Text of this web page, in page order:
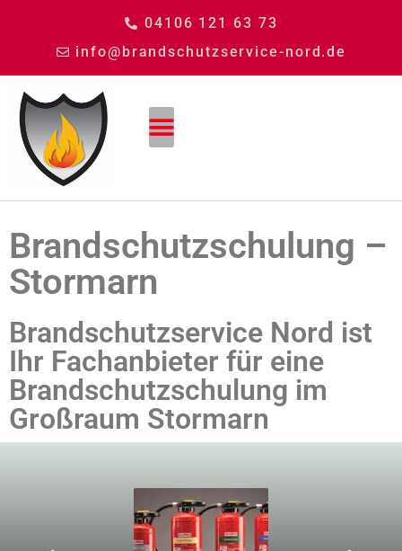
04106 121 63 73
info@brandschutzservice-nord.de
Brandschutzschulung –
Stormarn
Brandschutzservice Nord ist
Ihr Fachanbieter für eine
Brandschutzschulung im
Großraum Stormarn